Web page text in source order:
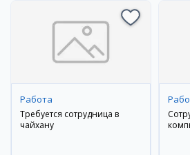
Работа
Требуется сотрудница в
чайхану